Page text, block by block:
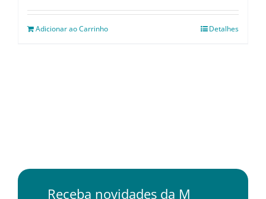
Adicionar ao Carrinho Detalhes
Receba novidades da M